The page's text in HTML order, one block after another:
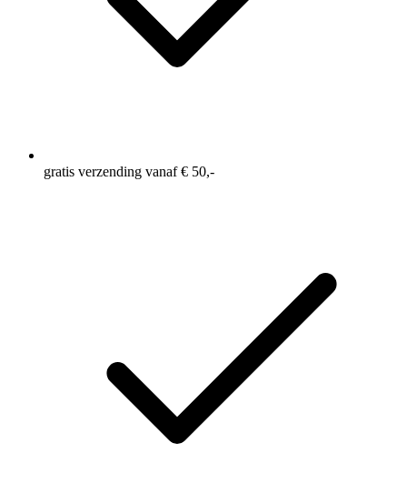
gratis verzending vanaf € 50,-